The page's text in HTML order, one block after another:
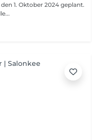
1. Oktober 2024 geplant.